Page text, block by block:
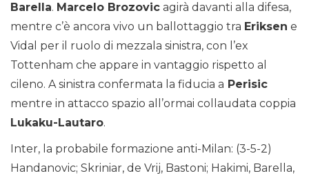
Barella. Marcelo Brozovic agirà davanti alla difesa,
mentre c’è ancora vivo un ballottaggio tra Eriksen e
Vidal per il ruolo di mezzala sinistra, con l’ex
Tottenham che appare in vantaggio rispetto al
cileno. A sinistra confermata la fiducia a Perisic
mentre in attacco spazio all’ormai collaudata coppia
Lukaku-Lautaro.
Inter, la probabile formazione anti-Milan: (3-5-2)
Handanovic; Skriniar, de Vrij, Bastoni; Hakimi, Barella,